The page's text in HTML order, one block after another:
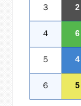
３ 2
４ 6
５ 4
６ 5